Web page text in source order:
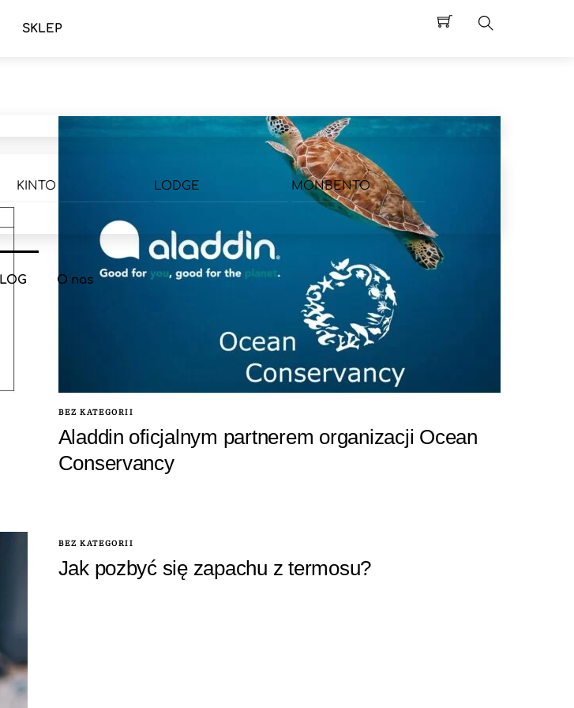
SKLEP
KINTO LODGE MONBENTO
O nas
BEZ KATEGORII
Aladdin oficjalnym partnerem organizacji Ocean
Conservancy
BEZ KATEGORII
Jak pozbyć się zapachu z termosu?